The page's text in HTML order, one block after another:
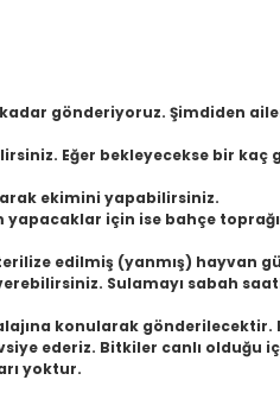
gönderiyoruz. Şimdiden
Eğer bekleyecekse bir
ekimini yapabilirsiniz.
yapacaklar için ise bahçe
edilmiş (yanmış) hayvan
Sulamayı sabah
konularak
ederiz. Bitkiler canlı olduğu
yoktur.